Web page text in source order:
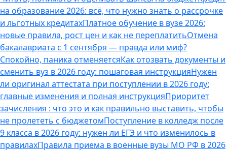
на образование 2026: всё, что нужно знать о рассрочке
и льготных кредитахПлатное обучение в вузе 2026:
новые правила, рост цен и как не переплатитьОтмена
бакалавриата с 1 сентября — правда или миф?
Спокойно, паника отменяетсяКак отозвать документы и
сменить вуз в 2026 году: пошаговая инструкцияНужен
ли оригинал аттестата при поступлении в 2026 году:
главные изменения и полная инструкцияПриоритет
зачисления : что это и как правильно выставить, чтобы
не пролететь с бюджетомПоступление в колледж после
9 класса в 2026 году: нужен ли ЕГЭ и что изменилось в
правилахПравила приема в военные вузы МО РФ в 2026